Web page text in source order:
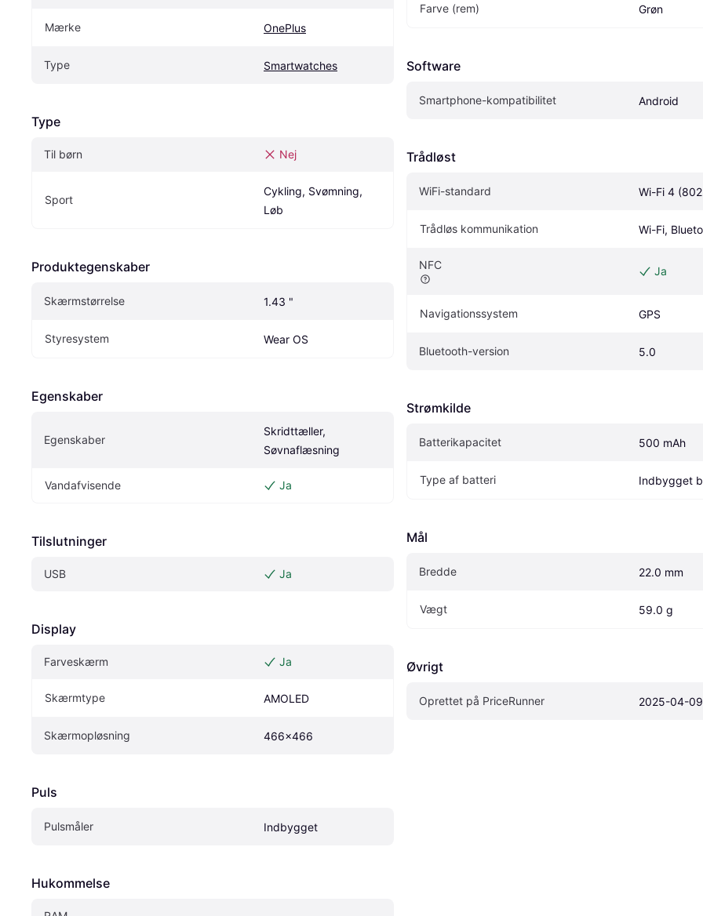
Mærke OnePlus
Type Smartwatches
Type
Til børn Nej
Sport
Cykling, Svømning,
Løb
Produktegenskaber
Skærmstørrelse 1.43 "
Styresystem Wear OS
Egenskaber
Egenskaber
Skridttæller,
Søvnaflæsning
Vandafvisende Ja
Tilslutninger
USB Ja
Display
Farveskærm Ja
Skærmtype AMOLED
Skærmopløsning 466x466
Puls
Pulsmåler Indbygget
Hukommelse
Farve (rem) Grøn
Software
Smartphone-kompatibilitet Android
Trådløst
WiFi-standard Wi-Fi 4
Trådløs kommunikation Wi-Fi,
NFC Ja
Navigationssystem GPS
Bluetooth-version 5.0
Strømkilde
Batterikapacitet 500 mAh
Type af batteri Indbygget
Mål
Bredde 22.0 mm
Vægt 59.0 g
Øvrigt
Oprettet på PriceRunner 2025-04-09